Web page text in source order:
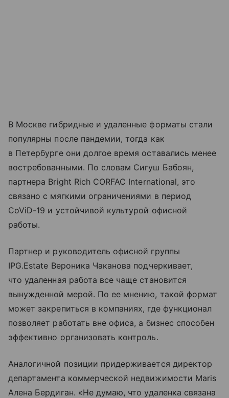
В Москве гибридные и удаленные форматы стали
популярны после пандемии, тогда как
в Петербурге они долгое время оставались менее
востребованными. По словам Сигуш Бабоян,
партнера Bright Rich CORFAC International, это
связано с мягкими ограничениями в период
CoViD-19 и устойчивой культурой офисной
работы.
Партнер и руководитель офисной группы
IPG.Estate Вероника Чаканова подчеркивает,
что удаленная работа все чаще становится
вынужденной мерой. По ее мнению, такой формат
может закрепиться в компаниях, где функционал
позволяет работать вне офиса, а бизнес способен
эффективно организовать контроль.
Аналогичной позиции придерживается директор
департамента коммерческой недвижимости Maris
Алена Бердиган. «Не думаю, что удаленка связана